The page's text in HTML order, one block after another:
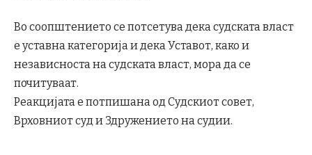
Во соопштението се потсетува дека судската власт
е уставна категорија и дека Уставот, како и
независноста на судската власт, мора да се
почитуваат.
Реакцијата е потпишана од Судскиот совет,
Врховниот суд и Здружението на судии.